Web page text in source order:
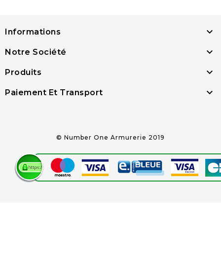
Informations 
Notre Société 
Produits 
Paiement Et Transport 
© Number One Armurerie 2019